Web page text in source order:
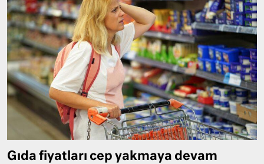
Gıda fiyatları cep yakmaya devam